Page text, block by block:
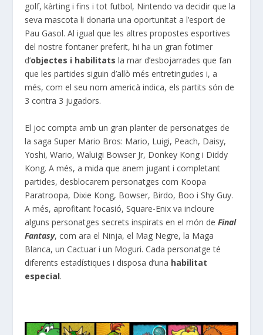
golf, kàrting i fins i tot futbol, Nintendo va decidir que la
seva mascota li donaria una oportunitat a l’esport de
Pau Gasol. Al igual que les altres propostes esportives
del nostre fontaner preferit, hi ha un gran fotimer
d’objectes i habilitats la mar d’esbojarrades que fan
que les partides siguin d’allò més entretingudes i, a
més, com el seu nom americà indica, els partits són de
3 contra 3 jugadors.
El joc compta amb un gran planter de personatges de
la saga Super Mario Bros: Mario, Luigi, Peach, Daisy,
Yoshi, Wario, Waluigi Bowser Jr, Donkey Kong i Diddy
Kong. A més, a mida que anem jugant i completant
partides, desblocarem personatges com Koopa
Paratroopa, Dixie Kong, Bowser, Birdo, Boo i Shy Guy.
A més, aprofitant l’ocasió, Square-Enix va incloure
alguns personatges secrets inspirats en el món deFinal
Fantasy, com ara el Ninja, el Mag Negre, la Maga
Blanca, un Cactuar i un Moguri. Cada personatge té
diferents estadístiques i disposa d’una habilitat
especial.